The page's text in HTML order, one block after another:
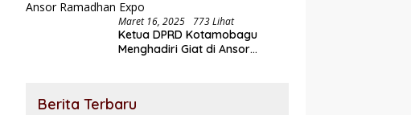
Maret 16, 2025 773 Lihat
Ketua DPRD Kotamobagu
Menghadiri Giat di Ansor
Berita Terbaru